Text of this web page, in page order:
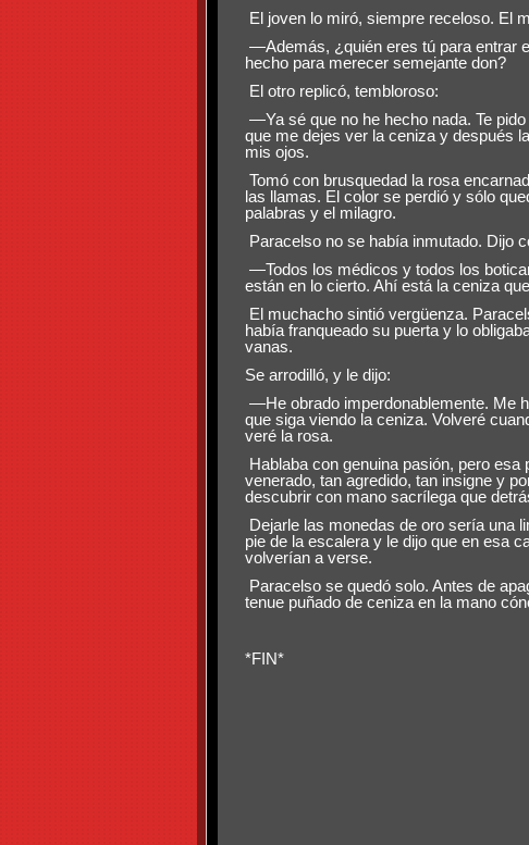
El joven lo miró, siempre receloso. El
—Además, ¿quién eres tú para entrar
hecho para merecer semejante don?
El otro replicó, tembloroso:
—Ya sé que no he hecho nada. Te
que me dejes ver la ceniza y después
mis ojos.
Tomó con brusquedad la rosa
las llamas. El color se perdió y sólo
palabras y el milagro.
Paracelso no se había inmutado. Dijo
—Todos los médicos y todos los
están en lo cierto. Ahí está la ceniza
El muchacho sintió vergüenza.
había franqueado su puerta y lo
vanas.
Se arrodilló, y le dijo:
—He obrado imperdonablemente. Me
que siga viendo la ceniza. Volveré
veré la rosa.
Hablaba con genuina pasión, pero
venerado, tan agredido, tan insigne y
descubrir con mano sacrílega que
Dejarle las monedas de oro sería una
pie de la escalera y le dijo que en esa
volverían a verse.
Paracelso se quedó solo. Antes de
tenue puñado de ceniza en la mano
*FIN*